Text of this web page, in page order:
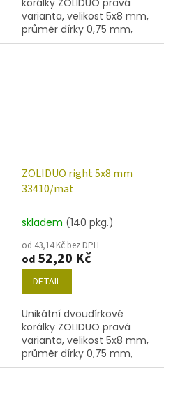
varianta, velikost 5x8 mm,
průměr dírky 0,75 mm,
obsah balení 20 ks nebo
ZOLIDUO right 5x8 mm
33410/mat
skladem (140 pkg.)
od 43,14 Kč bez DPH
od 52,20 Kč
DETAIL
Unikátní dvoudírkové
korálky ZOLIDUO pravá
varianta, velikost 5x8 mm,
průměr dírky 0,75 mm,
obsah balení 20 ks nebo